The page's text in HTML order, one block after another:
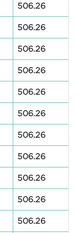
506.26
506.26
506.26
506.26
506.26
506.26
506.26
506.26
506.26
506.26
506.26